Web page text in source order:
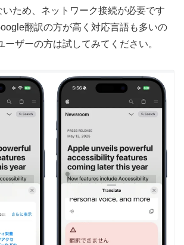
ため、ネットワーク接続が必要です
翻訳の方が高く対応言語も多いの
ーザーの方は試してみてください。